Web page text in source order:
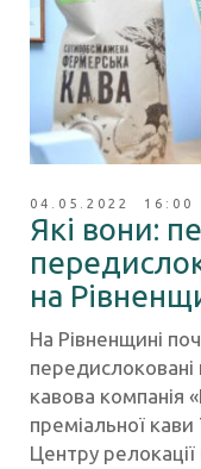
04.05.2022 16:00
Які вони:
на
На Рівненщині
передислоковані
кавова компанія
преміальної
Центру